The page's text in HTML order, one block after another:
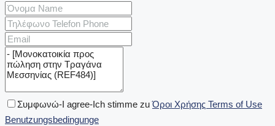
Συμφωνώ-I agree-Ich stimme zuΌροι Χρήσης Terms of Use
Benutzungsbedingunge